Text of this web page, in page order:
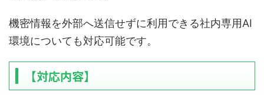
機密情報を外部へ送信せずに利用できる社内専用AI
環境についても対応可能です。
【対応内容】